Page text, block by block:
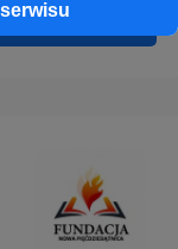
dalej